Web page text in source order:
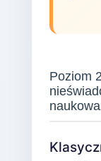
Poziom
naukowa